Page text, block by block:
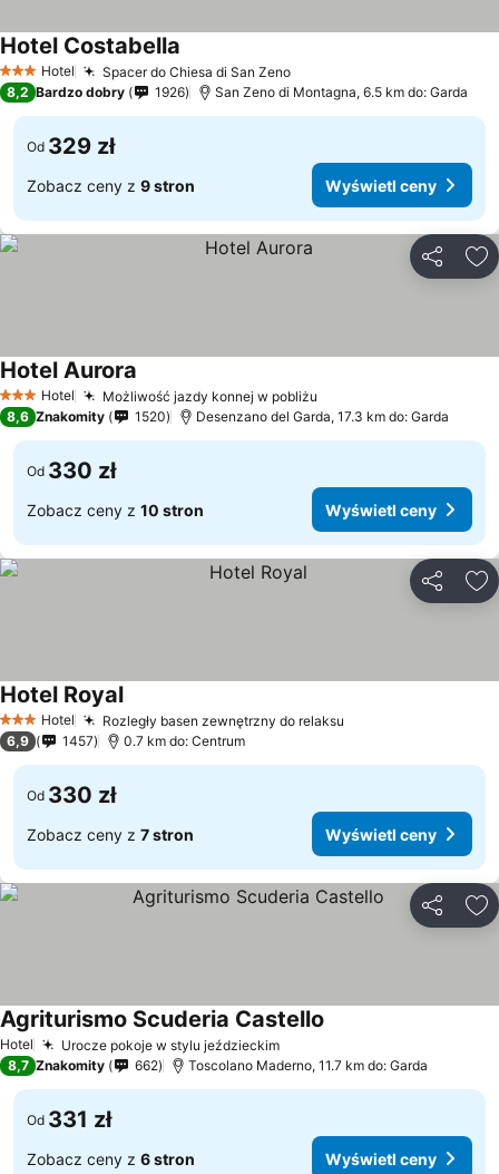
3 Kategoria
Hotel Spacer do Chiesa di San Zeno
Hotel Costabella
8,2 Bardzo dobry 1926 San Zeno di Montagna, 6.5 km do: Garda
Od 329 zł
Zobacz ceny z 9 stron Wyświetl ceny
3 Kategoria
Hotel Możliwość jazdy konnej w pobliżu
Hotel Aurora
8,6 Znakomity 1520 Desenzano del Garda, 17.3 km do: Garda
Od 330 zł
Zobacz ceny z 10 stron Wyświetl ceny
3 Kategoria
Hotel Rozległy basen zewnętrzny do relaksu
Hotel Royal
6,9 1457 0.7 km do: Centrum
Od 330 zł
Zobacz ceny z 7 stron Wyświetl ceny
Hotel Urocze pokoje w stylu jeździeckim
Agriturismo Scuderia Castello
8,7 Znakomity 662 Toscolano Maderno, 11.7 km do: Garda
Od 331 zł
Zobacz ceny z 6 stron Wyświetl ceny